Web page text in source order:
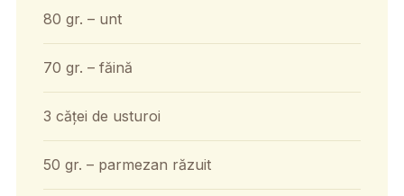
80 gr. – unt
70 gr. – făină
3 căței de usturoi
50 gr. – parmezan răzuit